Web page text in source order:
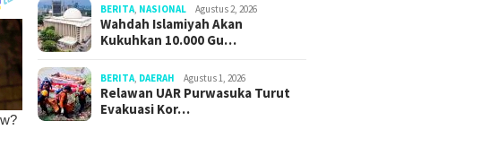
BERITA NASIONAL Agustus 2, 2026
Wahdah Islamiyah Akan
Kukuhkan 10.000 Gu…
BERITA DAERAH Agustus 1, 2026
Relawan UAR Purwasuka Turut
Evakuasi Kor…